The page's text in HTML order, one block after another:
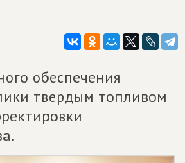
обеспечения
твердым топливом